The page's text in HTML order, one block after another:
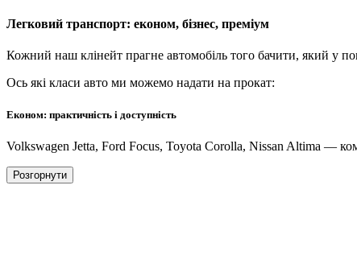
Легковий транспорт: економ, бізнес, преміум
Кожний наш клінейт прагне автомобіль того бачити, який у
Ось які класи авто ми можемо надати на прокат:
Економ: практичність і доступність
Volkswagen Jetta, Ford Focus, Toyota Corolla, Nissan Altima —
Розгорнути